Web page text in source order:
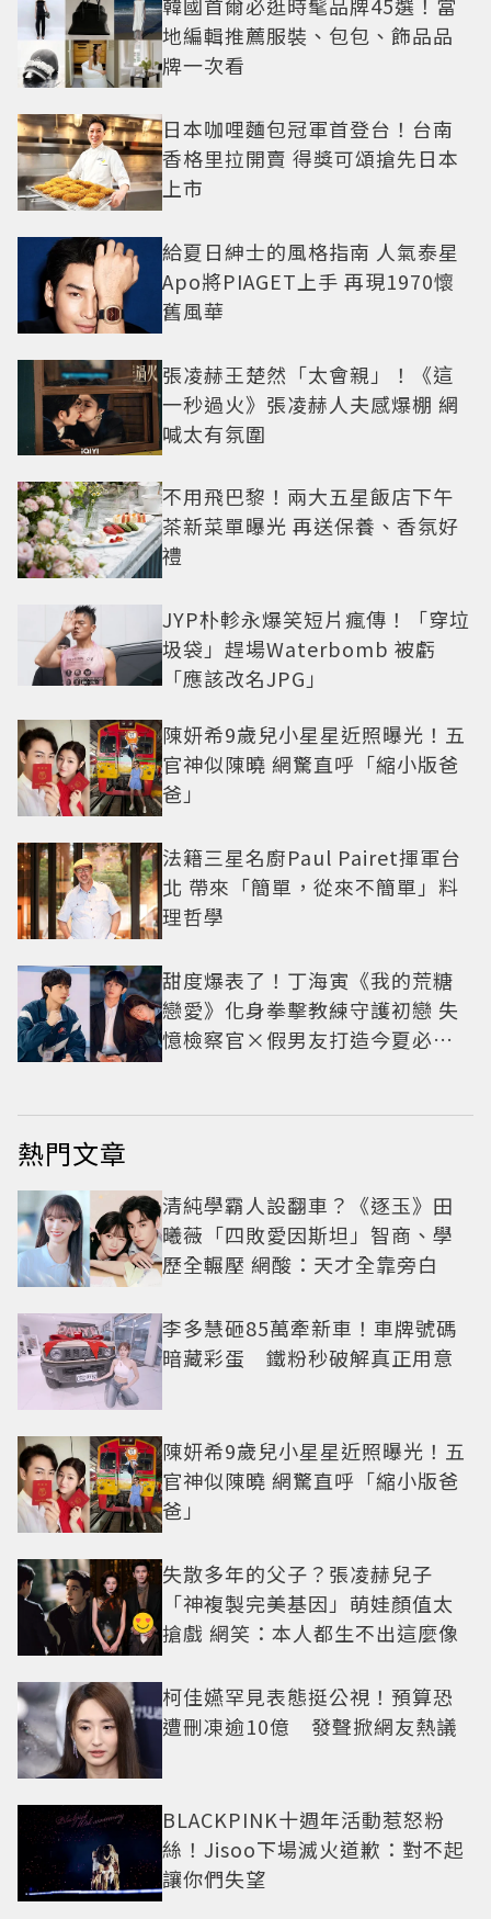
地編輯推薦服裝、包包、飾品品
牌一次看
日本咖哩麵包冠軍首登台！台南
香格里拉開賣 得獎可頌搶先日本
上市
給夏日紳士的風格指南 人氣泰星
Apo將PIAGET上手 再現1970懷
舊風華
張凌赫王楚然「太會親」！《這
一秒過火》張凌赫人夫感爆棚 網
喊太有氛圍
不用飛巴黎！兩大五星飯店下午
茶新菜單曝光 再送保養、香氛好
禮
JYP朴軫永爆笑短片瘋傳！「穿垃
圾袋」趕場Waterbomb 被虧
「應該改名JPG」
陳妍希9歲兒小星星近照曝光！五
官神似陳曉 網驚直呼「縮小版爸
爸」
法籍三星名廚Paul Pairet揮軍台
北 帶來「簡單，從來不簡單」料
理哲學
甜度爆表了！丁海寅《我的荒糖
戀愛》化身拳擊教練守護初戀 失
憶檢察官×假男友打造今夏必看
熱門文章
清純學霸人設翻車？《逐玉》田
曦薇「四敗愛因斯坦」智商、學
歷全輾壓 網酸：天才全靠旁白
李多慧砸85萬牽新車！車牌號碼
暗藏彩蛋 鐵粉秒破解真正用意
陳妍希9歲兒小星星近照曝光！五
官神似陳曉 網驚直呼「縮小版爸
爸」
失散多年的父子？張凌赫兒子
「神複製完美基因」萌娃顏值太
搶戲 網笑：本人都生不出這麼像
柯佳嬿罕見表態挺公視！預算恐
遭刪凍逾10億 發聲掀網友熱議
BLACKPINK十週年活動惹怒粉
絲！Jisoo下場滅火道歉：對不起
讓你們失望